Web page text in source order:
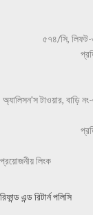
৫৭৪/সি, লিফট-
অ্যালিসন'স টাওয়ার, বাড়ি
প্রয়োজনীয় লিংক
রিফান্ড এন্ড রিটার্ন পলিসি